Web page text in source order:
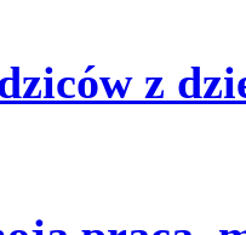
z